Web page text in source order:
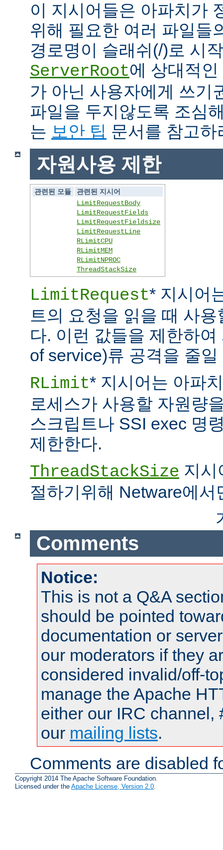
이 지시어들은 아파치가
위해 필요한 여러 파일들
경로명이 슬래쉬(/)로 시
ServerRoot에 상대적
가 아닌 사용자에게 쓰기
파일을 두지않도록 조심
는 보안 팁 문서를 참고하
자원사용 제한
관련된 모듈
관련된 지시어
LimitRequestBody
LimitRequestFields
LimitRequestFieldsize
LimitRequestLine
RLimitCPU
RLimitMEM
RLimitNPROC
ThreadStackSize
LimitRequest* 지시어
트의 요청을 읽을 때 사
다. 이런 값들을 제한하
of service)류 공격을 줄일
RLimit* 지시어는 아파
로세스가 사용할 자원량
스크립트나 SSI exec 명
제한한다.
ThreadStackSize 지시
절하기위해 Netware에서
Comments
Notice:
This is not a Q&A
should be pointed
documentation or
our moderators if they
considered invalid/off-
manage the Apache
either our IRC channel,
our mailing lists.
Comments are disabled
Copyright 2014 The Apache Software Foundation.
Licensed under the Apache License, Version 2.0.